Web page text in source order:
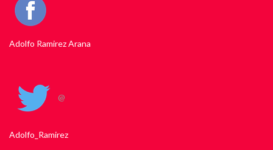
Adolfo Ramirez Arana
@
Adolfo_Ramirez